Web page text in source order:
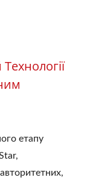
етапу